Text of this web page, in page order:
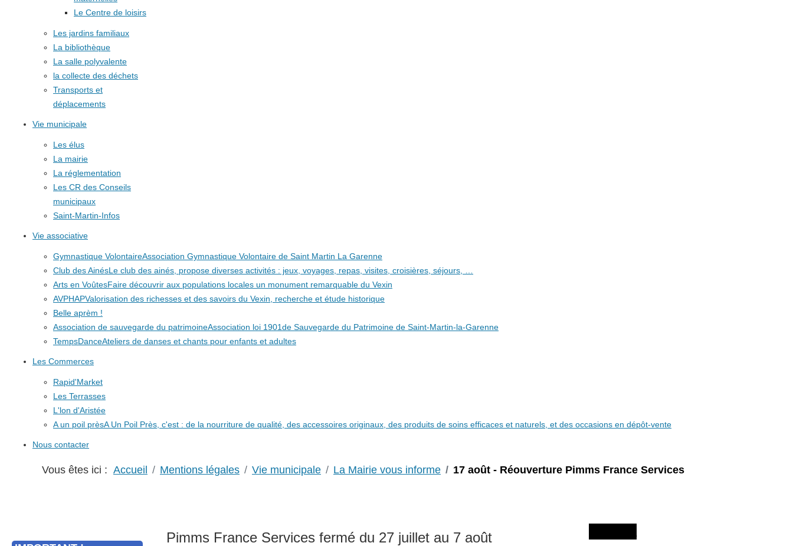
Le Centre de loisirs
Les jardins familiaux
La bibliothèque
La salle polyvalente
la collecte des déchets
Transports et
déplacements
Vie municipale
Les élus
La mairie
La réglementation
Les CR des Conseils
municipaux
Saint-Martin-Infos
Vie associative
Gymnastique VolontaireAssociation Gymnastique Volontaire de Saint Martin La Garenne
Club des AinésLe club des ainés, propose diverses activités : jeux, voyages, repas, visites, croisières, séjours, …
Arts en VoûtesFaire découvrir aux populations locales un monument remarquable du Vexin
AVPHAPValorisation des richesses et des savoirs du Vexin, recherche et étude historique
Belle aprèm !
Association de sauvegarde du patrimoineAssociation loi 1901de Sauvegarde du Patrimoine de Saint-Martin-la-Garenne
TempsDanceAteliers de danses et chants pour enfants et adultes
Les Commerces
Rapid'Market
Les Terrasses
L'lon d'Aristée
A un poil prèsA Un Poil Près, c'est : de la nourriture de qualité, des accessoires originaux, des produits de soins efficaces et naturels, et des occasions en dépôt-vente
Nous contacter
Vous êtes ici : Accueil Mentions légales Vie municipale La Mairie vous informe 17 août - Réouverture Pimms France Services
Pimms France Services fermé du 27 juillet au 7 août